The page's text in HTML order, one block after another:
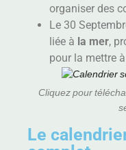
organiser des
Le 30
liée à la mer,
pour la mettre à
Cliquez pour
Le